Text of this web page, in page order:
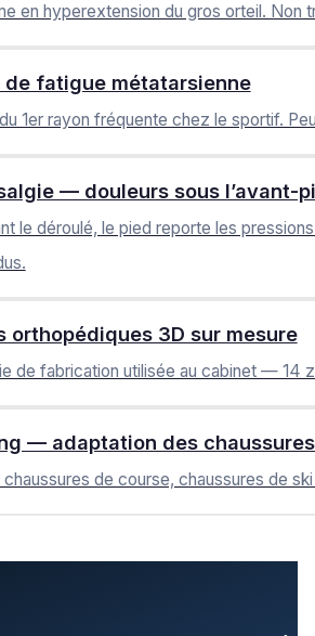
en hyperextension du gros orteil. Non
de fatigue métatarsienne
1er rayon fréquente chez le sportif.
— douleurs sous l’avant-
le déroulé, le pied reporte les
orthopédiques 3D sur mesure
de fabrication utilisée au cabinet — 14
— adaptation des
chaussures de course, chaussures de